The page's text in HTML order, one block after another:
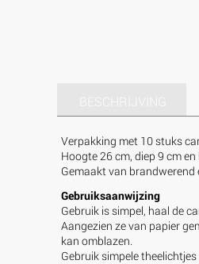
BESCHRIJVING
Verpakking met 10 stuks
Hoogte 26 cm, diep 9 cm
Gemaakt van
Gebruiksaanwijzing
Gebruik is simpel, haal de
Aangezien ze van papier
kan omblazen.
Gebruik simpele